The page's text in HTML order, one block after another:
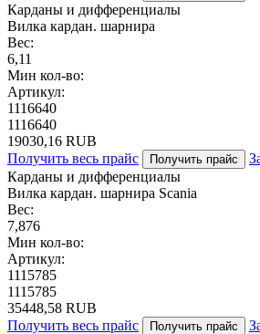
Карданы и дифференциалы
Вилка кардан. шарнира
Вес:
6,11
Мин кол-во:
Артикул:
1116640
1116640
19030,16 RUB
Получить весь прайс
Получить прайс
Карданы и дифференциалы
Вилка кардан. шарнира Scania
Вес:
7,876
Мин кол-во:
Артикул:
1115785
1115785
35448,58 RUB
Получить весь прайс
Получить прайс